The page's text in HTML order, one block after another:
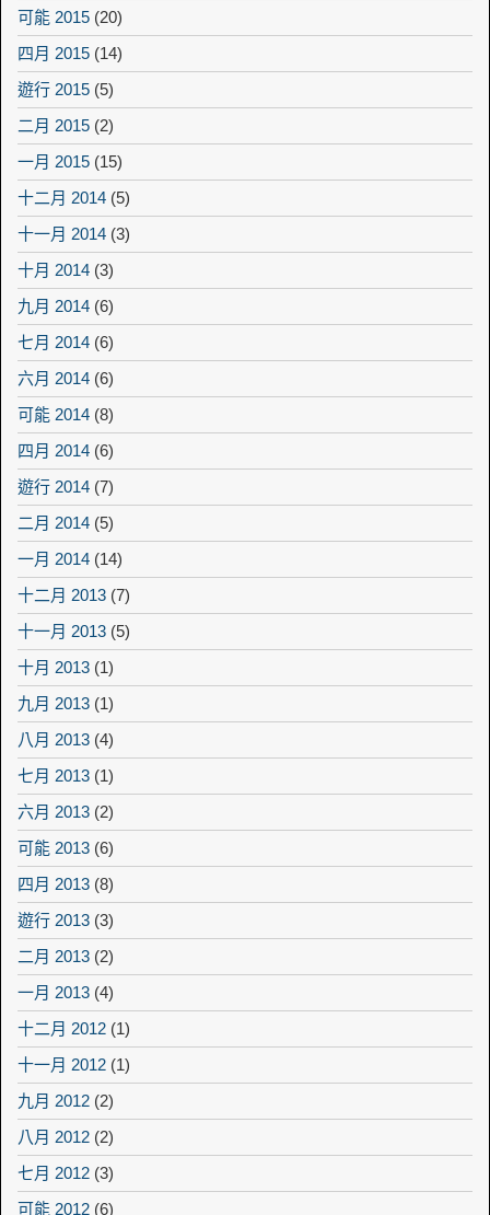
可能 2015 (20)
四月 2015 (14)
遊行 2015 (5)
二月 2015 (2)
一月 2015 (15)
十二月 2014 (5)
十一月 2014 (3)
十月 2014 (3)
九月 2014 (6)
七月 2014 (6)
六月 2014 (6)
可能 2014 (8)
四月 2014 (6)
遊行 2014 (7)
二月 2014 (5)
一月 2014 (14)
十二月 2013 (7)
十一月 2013 (5)
十月 2013 (1)
九月 2013 (1)
八月 2013 (4)
七月 2013 (1)
六月 2013 (2)
可能 2013 (6)
四月 2013 (8)
遊行 2013 (3)
二月 2013 (2)
一月 2013 (4)
十二月 2012 (1)
十一月 2012 (1)
九月 2012 (2)
八月 2012 (2)
七月 2012 (3)
可能 2012 (6)